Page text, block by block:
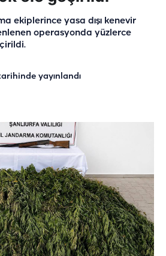
ekiplerince yasa dışı kenevir
operasyonda yüzlerce
yayınlandı